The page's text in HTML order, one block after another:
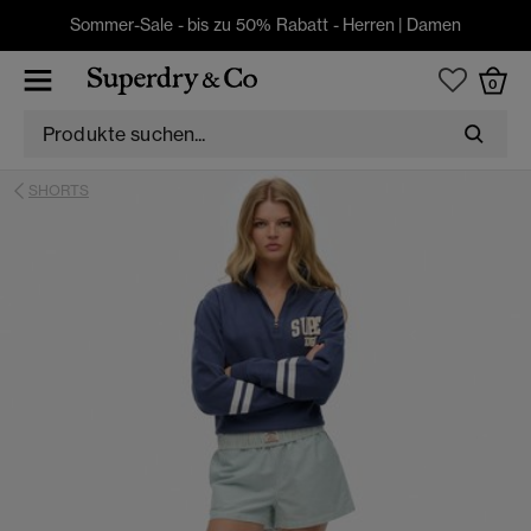
Sommer-Sale - bis zu 50% Rabatt - Herren | Damen
0
SHORTS